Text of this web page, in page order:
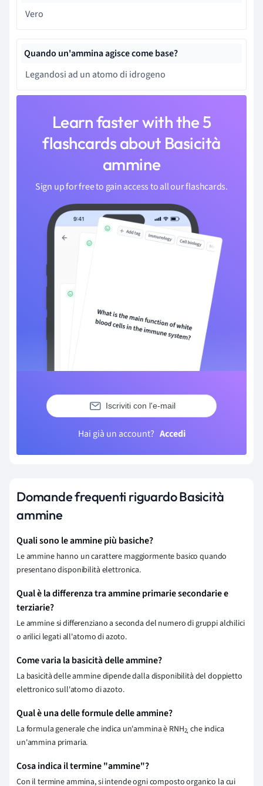
Vero
Quando un'ammina agisce come base?
Legandosi ad un atomo di idrogeno
Learn faster with the 5
flashcards about Basicità
ammine
Sign up for free to gain access to all our flashcards.
Iscriviti con l'e-mail
Hai già un account? Accedi
Domande frequenti riguardo Basicità
ammine
Quali sono le ammine più basiche?
Le ammine hanno un carattere maggiormente basico quando
presentano disponibilità elettronica.
Qual è la differenza tra ammine primarie secondarie e
terziarie?
Le ammine si differenziano a seconda del numero di gruppi alchilici
o arilici legati all'atomo di azoto.
Come varia la basicità delle ammine?
La basicità delle ammine dipende dalla disponibilità del doppietto
elettronico sull'atomo di azoto.
Qual è una delle formule delle ammine?
La formula generale che indica un'ammina è RNH2, che indica
un'ammina primaria.
Cosa indica il termine "ammine"?
Con il termine ammina, si intende ogni composto organico la cui